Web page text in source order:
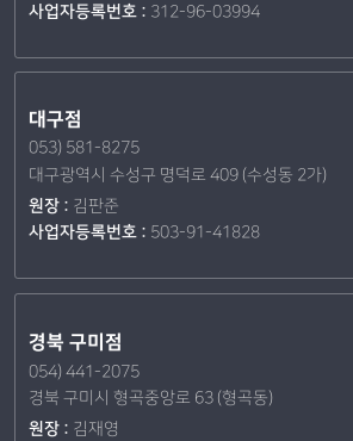
사업자등록번호 : 312-96-03994
대구점
053) 581-8275
대구광역시 수성구 명덕로 409 (수성동 2가)
원장 : 김판준
사업자등록번호 : 503-91-41828
경북 구미점
054) 441-2075
경북 구미시 형곡중앙로 63 (형곡동)
원장 : 김재영